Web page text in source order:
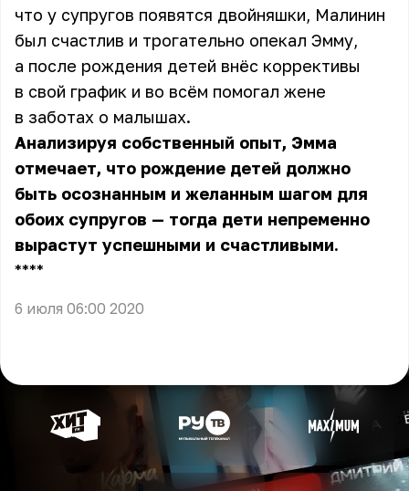
что у супругов появятся двойняшки, Малинин
был счастлив и трогательно опекал Эмму,
а после рождения детей внёс коррективы
в свой график и во всём помогал жене
в заботах о малышах.
Анализируя собственный опыт, Эмма
отмечает, что рождение детей должно
быть осознанным и желанным шагом для
обоих супругов — тогда дети непременно
вырастут успешными и счастливыми.
** **
6 июля 06:00 2020